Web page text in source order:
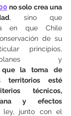
no solo crea una
, sino que
en que Chile
de su
principios,
planes y
que la toma de
territorios esté
técnicos,
y efectos
junto con el